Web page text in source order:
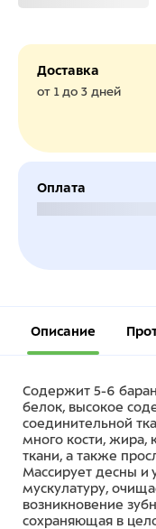
Доставка
от 1 до 3 дней
Оплата
Описание
Содержит 5-6
белок, высокое
соединительной
много кости, жира,
ткани, а также
Массирует десны и
мускулатуру,
возникновение
сохраняющая в